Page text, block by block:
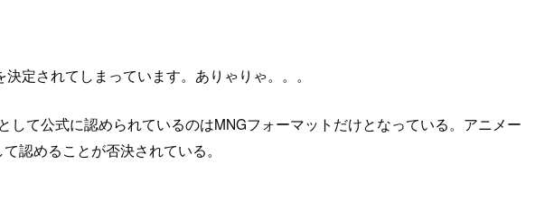
定されてしまっています。ありゃりゃ。。。
て公式に認められているのはMNGフォーマットだけとなっている。アニメー
認めることが否決されている。